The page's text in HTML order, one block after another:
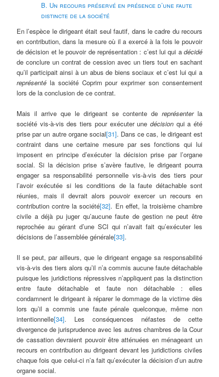
B. Un recours préservé en présence d’une faute
distincte de la société
En l’espèce le dirigeant était seul fautif, dans le cadre du recours
en contribution, dans la mesure où il a exercé à la fois le pouvoir
de décision et le pouvoir de représentation : c’est lui qui a décidé
de conclure un contrat de cession avec un tiers tout en sachant
qu’il participait ainsi à un abus de biens sociaux et c’est lui qui a
représenté la société Coprim pour exprimer son consentement
lors de la conclusion de ce contrat.
Mais il arrive que le dirigeant se contente de représenterla
société vis-à-vis des tiers pour exécuter une décisionqui a été
prise par un autre organe social[31]. Dans ce cas, le dirigeant est
contraint dans une certaine mesure par ses fonctions qui lui
imposent en principe d’exécuter la décision prise par l’organe
social. Si la décision prise s’avère fautive, le dirigeant pourra
engager sa responsabilité personnelle vis-à-vis des tiers pour
l’avoir exécutée si les conditions de la faute détachable sont
réunies, mais il devrait alors pouvoir exercer un recours en
contribution contre la société[32]. En effet, la troisième chambre
civile a déjà pu juger qu’aucune faute de gestion ne peut être
reprochée au gérant d’une SCI qui n’avait fait qu’exécuter les
décisions de l’assemblée générale[33].
Il se peut, par ailleurs, que le dirigeant engage sa responsabilité
vis-à-vis des tiers alors qu’il n’a commis aucune faute détachable
puisque les juridictions répressives n’appliquent pas la distinction
entre faute détachable et faute non détachable : elles
condamnent le dirigeant à réparer le dommage de la victime dès
lors qu’il a commis une faute pénale quelconque, même non
intentionnelle[34]. Les conséquences néfastes de cette
divergence de jurisprudence avec les autres chambres de la Cour
de cassation devraient pouvoir être atténuées en ménageant un
recours en contribution au dirigeant devant les juridictions civiles
chaque fois que celui-ci n’a fait qu’exécuter la décision d’un autre
organe social.